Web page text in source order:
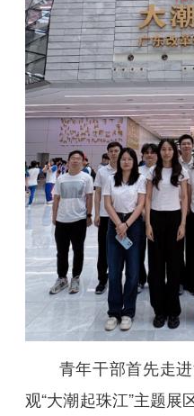
青年干部首先走进
观“大潮起珠江”主题展